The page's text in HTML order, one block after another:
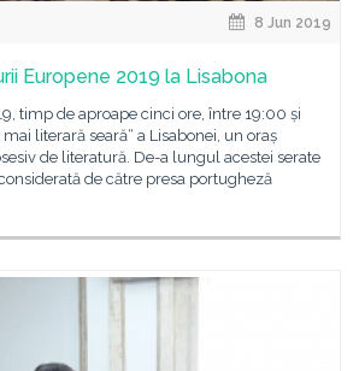
8 Jun 2019
Europene 2019 la Lisabona
timp de aproape cinci ore, între 19:00 și
literară seară“ a Lisabonei, un oraș
de literatură. De-a lungul acestei serate
de către presa portugheză